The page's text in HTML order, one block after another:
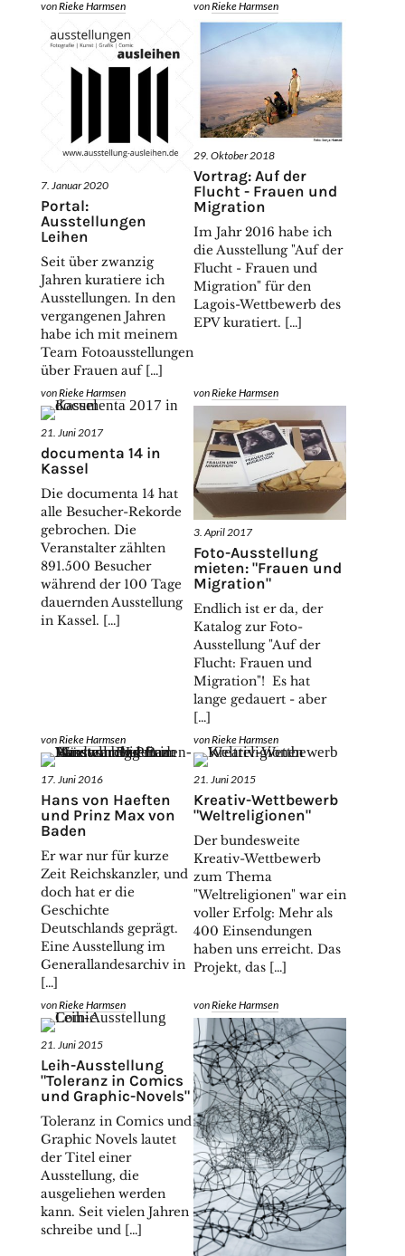
vonRieke Harmsen vonRieke Harmsen
7. Januar 2020
Portal:
Ausstellungen
Leihen
Seit über zwanzig
Jahren kuratiere ich
Ausstellungen. In den
vergangenen Jahren
habe ich mit meinem
Team Fotoausstellungen
über Frauen auf […]
vonRieke Harmsen
29. Oktober 2018
Vortrag: Auf der
Flucht - Frauen und
Migration
Im Jahr 2016 habe ich
die Ausstellung "Auf der
Flucht - Frauen und
Migration" für den
Lagois-Wettbewerb des
EPV kuratiert. […]
vonRieke Harmsen
21. Juni 2017
documenta 14 in
Kassel
Die documenta 14 hat
alle Besucher-Rekorde
gebrochen. Die
Veranstalter zählten
891.500 Besucher
während der 100 Tage
dauernden Ausstellung
in Kassel. […]
vonRieke Harmsen
3. April 2017
Foto-Ausstellung
mieten: "Frauen und
Migration"
Endlich ist er da, der
Katalog zur Foto-
Ausstellung "Auf der
Flucht: Frauen und
Migration"! Es hat
lange gedauert - aber
[…]
vonRieke Harmsen
17. Juni 2016
Hans von Haeften
und Prinz Max von
Baden
Er war nur für kurze
Zeit Reichskanzler, und
doch hat er die
Geschichte
Deutschlands geprägt.
Eine Ausstellung im
Generallandesarchiv in
[…]
vonRieke Harmsen
21. Juni 2015
Kreativ-Wettbewerb
"Weltreligionen"
Der bundesweite
Kreativ-Wettbewerb
zum Thema
"Weltreligionen" war ein
voller Erfolg: Mehr als
400 Einsendungen
haben uns erreicht. Das
Projekt, das […]
vonRieke Harmsen
21. Juni 2015
Leih-Ausstellung
"Toleranz in Comics
und Graphic-Novels"
Toleranz in Comics und
Graphic Novels lautet
der Titel einer
Ausstellung, die
ausgeliehen werden
kann. Seit vielen Jahren
schreibe und […]